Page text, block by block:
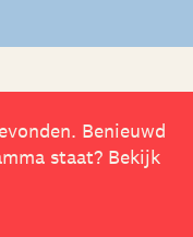
Benieuwd
staat? Bekijk